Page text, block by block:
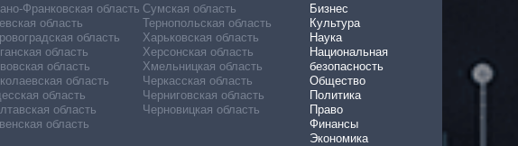
Франковская область
область
область
область
область
область
область
область
область
Сумская область
Тернопольская область
Харьковская область
Херсонская область
Хмельницкая область
Черкасская область
Черниговская область
Черновицкая область
Бизнес
Культура
Наука
Национальная
безопасность
Общество
Политика
Право
Финансы
Экономика